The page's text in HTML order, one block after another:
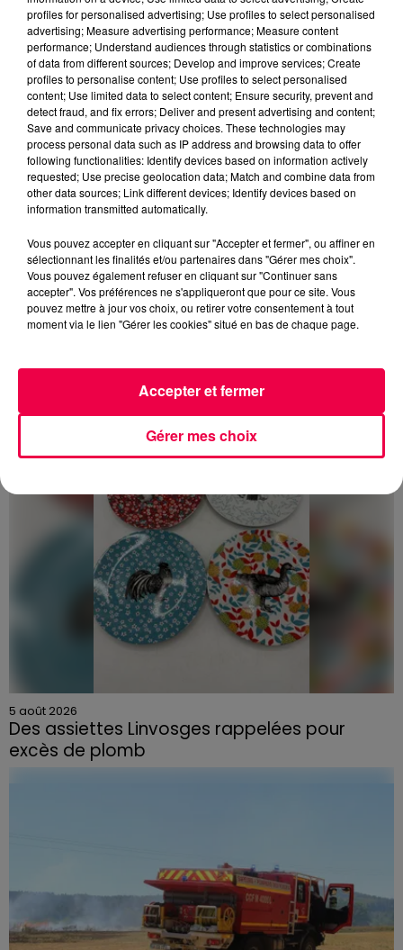
monuments et bâtiments publics.
Après une première édition ayant réuni plus de 50
communes, l’initiative prend de l’ampleur en 2026
avec le soutien du Centre des monuments nationaux.
En Lorraine, les villes de Vandœuvre-lès-Nancy, Pont-
à-Mousson et Écrouves participeront à cette
mobilisation symbolique en illuminant un édifice en
rouge, couleur emblématique du don de sang.
UN APPEL À LA SOLIDARITÉ
À quelques jours de la Journée mondiale des donneurs
de sang, l’EFS invite les citoyens à prendre rendez-
vous dans une collecte ou une Maison du don. Un
geste simple qui, en moins d’une heure, peut
contribuer à sauver plusieurs vies.
DERNIÈRES INFOS
5 août 2026
Des assiettes Linvosges rappelées pour
excès de plomb
Du plomb a été détecté dans deux assiettes en
profiles for personalised advertising; Use profiles to select personalised
advertising; Measure advertising performance; Measure content
performance; Understand audiences through statistics or combinations
of data from different sources; Develop and improve services; Create
profiles to personalise content; Use profiles to select personalised
content; Use limited data to select content; Ensure security, prevent and
detect fraud, and fix errors; Deliver and present advertising and content;
Save and communicate privacy choices. These technologies may
process personal data such as IP address and browsing data to offer
following functionalities: Identify devices based on information actively
requested; Use precise geolocation data; Match and combine data from
other data sources; Link different devices; Identify devices based on
information transmitted automatically.
Vous pouvez accepter en cliquant sur "Accepter et fermer", ou affiner en
sélectionnant les finalités et/ou partenaires dans "Gérer mes choix".
Vous pouvez également refuser en cliquant sur "Continuer sans
accepter". Vos préférences ne s'appliqueront que pour ce site. Vous
pouvez mettre à jour vos choix, ou retirer votre consentement à tout
moment via le lien "Gérer les cookies" situé en bas de chaque page.
Gérer mes choix
Accepter et fermer